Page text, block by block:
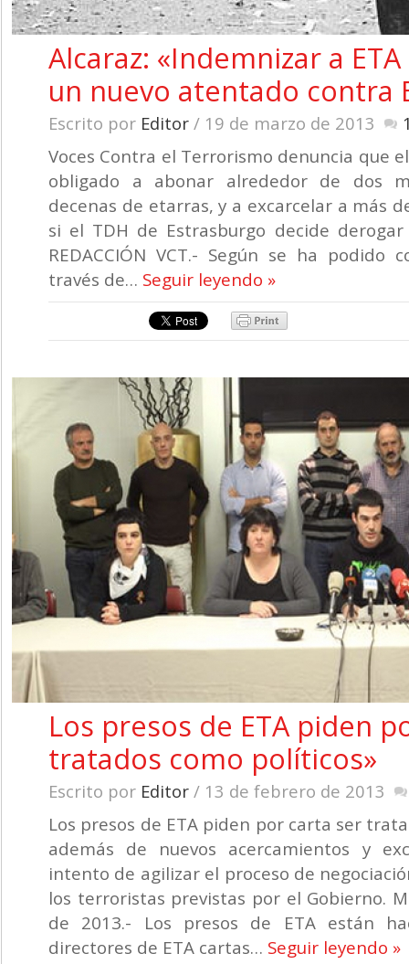
Alcaraz: «Indemnizar a
un nuevo atentado contra
Escrito por Editor / 19 de marzo de 2013
Voces Contra el Terrorismo denuncia que
obligado a abonar alrededor de dos
decenas de etarras, y a excarcelar a más
si el TDH de Estrasburgo decide
REDACCIÓN VCT.- Según se ha podido
través de… Seguir leyendo »
Los presos de ETA piden
tratados como políticos»
Escrito por Editor / 13 de febrero de 2013
Los presos de ETA piden por carta ser
además de nuevos acercamientos y
intento de agilizar el proceso de
los terroristas previstas por el Gobierno.
de 2013.- Los presos de ETA están
directores de ETA cartas… Seguir leyendo »